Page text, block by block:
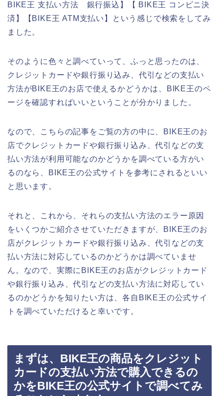
BIKE王 支払い方法 銀行振込】【 BIKE王 コンビニ決
済】【BIKE王 ATM支払い】という感じで検索をしてみ
ました。
そのように色々と調べていって、ふっと思ったのは、
クレジットカードや銀行振り込み、代引などの支払い
方法がBIKE王のお店で使えるかどうかは、BIKE王のペ
ージを確認すればいいということが分かりました。
なので、こちらの記事をご覧の方の中に、BIKE王のお
店でクレジットカードや銀行振り込み、代引などの支
払い方法が利用可能なのかどうかを調べている方がい
るのなら、BIKE王の公式サイトを参考にされるといい
と思います。
それと、これから、それらの支払い方法のエラー原因
をいくつかご紹介させていただきますが、BIKE王のお
店がクレジットカードや銀行振り込み、代引などの支
払い方法に対応しているのかどうかは調べていませ
ん。なので、実際にBIKE王のお店がクレジットカード
や銀行振り込み、代引などの支払い方法に対応してい
るのかどうかを知りたい方は、各自BIKE王の公式サイ
トを調べていただけると幸いです。
まずは、BIKE王の商品をクレジット
カードの支払い方法で購入できるの
かをBIKE王の公式サイトで調べてみ